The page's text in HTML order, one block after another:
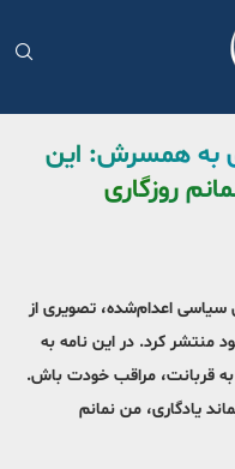
به همسرش: این
روزگاری
سیاسی اعدام‌شده، تصویری از
کرد. در این نامه به
قربانت، مراقب خودت باش.
یادگاری، من نمانم